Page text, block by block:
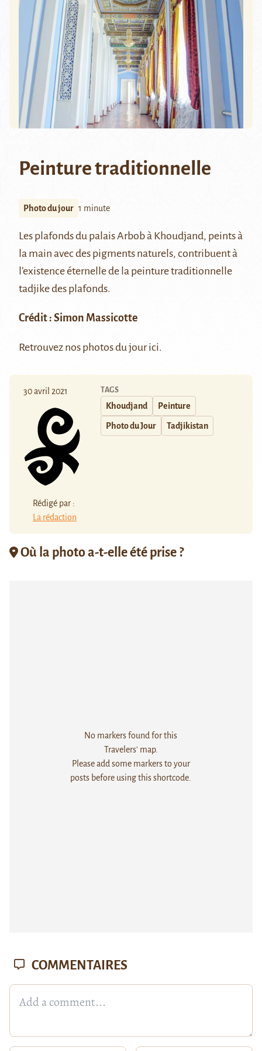
Peinture traditionnelle
Photo du jour 1 minute
Les plafonds du palaisArbobà Khoudjand, peints à
la main avec des pigments naturels, contribuent à
l’existence éternelle de la peinture traditionnelle
tadjike des plafonds.
Crédit : Simon Massicotte
Retrouvez nos photos du jourici.
30 avril 2021
Rédigé par :
La rédaction
TAGS
Khoudjand Peinture
Photo du Jour Tadjikistan
Où la photo a-t-elle été prise ?
No markers found for this
Travelers' map.
Please add some markers to your
posts before using this shortcode.
COMMENTAIRES